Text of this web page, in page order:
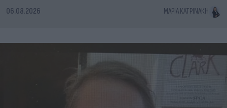
06.08.2026 ΜΑΡΊΑ ΚΑΤΡΙΝΆΚΗ